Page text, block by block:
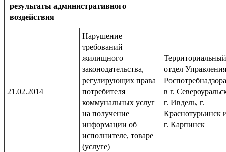
результаты административного
воздействия
21.02.2014
Нарушение
требований
жилищного
законодательства,
регулирующих права
потребителя
коммунальных услуг
на получение
информации об
исполнителе, товаре
(услуге)
Территориальный
отдел Управления
Роспотребнадзора
в г.
г. Ивдель, г.
Краснотурьинск
г. Карпинск